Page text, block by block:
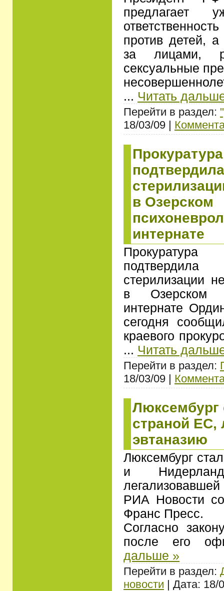
предлагает
против детей, а
за лицами,
сексуальные
... Читать
Перейти в раздел:
18/03/09 |
в Озерском
интернате
стерилизации
в Озерском
интернате
сегодня
краевого
... Читать
Перейти в раздел:
18/03/09 |
Люксембург
страной ЕС,
эвтаназию
Люксембург
и
РИА Новости
Франс Пресс.
Согласно
после его
дальше »
Перейти в раздел:
новости | Дата: 18/